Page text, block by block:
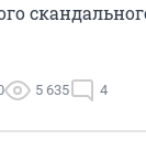
5 635 4